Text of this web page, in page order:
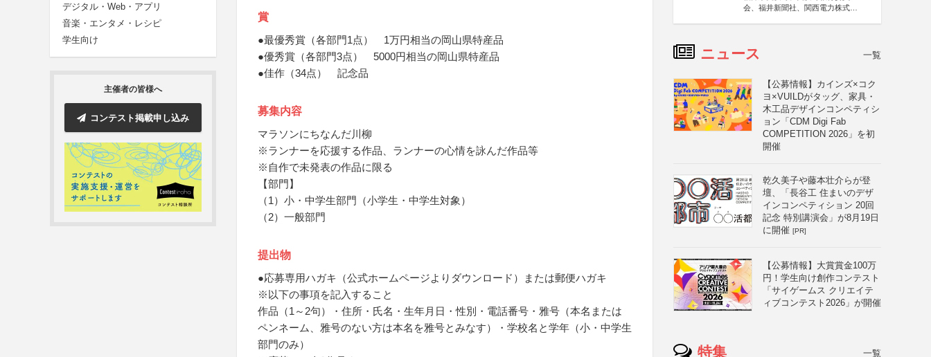
デジタル・Web・アプリ
音楽・エンタメ・レシピ
学生向け
主催者の皆様へ
コンテスト掲載申し込み
賞
●最優秀賞（各部門1点） 1万円相当の岡山県特産品
●優秀賞（各部門3点） 5000円相当の岡山県特産品
●佳作（34点） 記念品
募集内容
マラソンにちなんだ川柳
※ランナーを応援する作品、ランナーの心情を詠んだ作品等
※自作で未発表の作品に限る
【部門】
（1）小・中学生部門（小学生・中学生対象）
（2）一般部門
提出物
●応募専用ハガキ（公式ホームページよりダウンロード）または郵便ハガキ
※以下の事項を記入すること
作品（1～2句）・住所・氏名・生年月日・性別・電話番号・雅号（本名または
ペンネーム、雅号のない方は本名を雅号とみなす）・学校名と学年（小・中学生
部門のみ）
会、福井新聞社、関西電力株式会
ニュース 一覧
【公募情報】カインズ×コク
ヨ×VUILDがタッグ、家具・
木工品デザインコンペティシ
ョン「CDM Digi Fab
COMPETITION 2026」を初
開催
乾久美子や藤本壮介らが登
壇、「長谷工 住まいのデザ
インコンペティション 20回
記念 特別講演会」が8月19日
に開催 [PR]
【公募情報】大賞賞金100万
円！学生向け創作コンテスト
「サイゲームス クリエイテ
ィブコンテスト2026」が開催
特集 一覧